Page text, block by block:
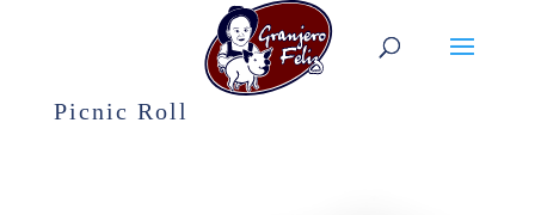
Picnic Roll